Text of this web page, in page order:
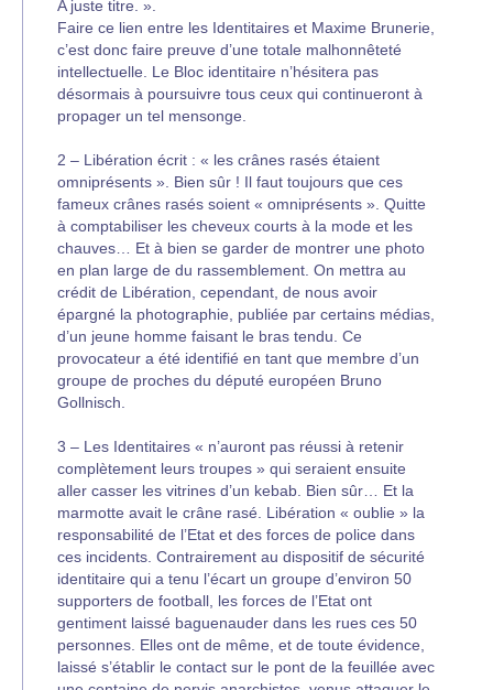
A juste titre. ».
Faire ce lien entre les Identitaires et Maxime Brunerie,
c’est donc faire preuve d’une totale malhonnêteté
intellectuelle. Le Bloc identitaire n’hésitera pas
désormais à poursuivre tous ceux qui continueront à
propager un tel mensonge.
2 – Libération écrit : « les crânes rasés étaient
omniprésents ». Bien sûr ! Il faut toujours que ces
fameux crânes rasés soient « omniprésents ». Quitte
à comptabiliser les cheveux courts à la mode et les
chauves… Et à bien se garder de montrer une photo
en plan large de du rassemblement. On mettra au
crédit de Libération, cependant, de nous avoir
épargné la photographie, publiée par certains médias,
d’un jeune homme faisant le bras tendu. Ce
provocateur a été identifié en tant que membre d’un
groupe de proches du député européen Bruno
Gollnisch.
3 – Les Identitaires « n’auront pas réussi à retenir
complètement leurs troupes » qui seraient ensuite
aller casser les vitrines d’un kebab. Bien sûr… Et la
marmotte avait le crâne rasé. Libération « oublie » la
responsabilité de l’Etat et des forces de police dans
ces incidents. Contrairement au dispositif de sécurité
identitaire qui a tenu l’écart un groupe d’environ 50
supporters de football, les forces de l’Etat ont
gentiment laissé baguenauder dans les rues ces 50
personnes. Elles ont de même, et de toute évidence,
laissé s’établir le contact sur le pont de la feuillée avec